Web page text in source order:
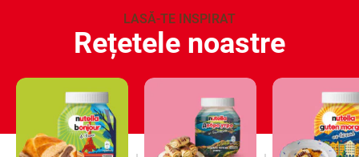
LASĂ-TE INSPIRAT
Rețetele noastre